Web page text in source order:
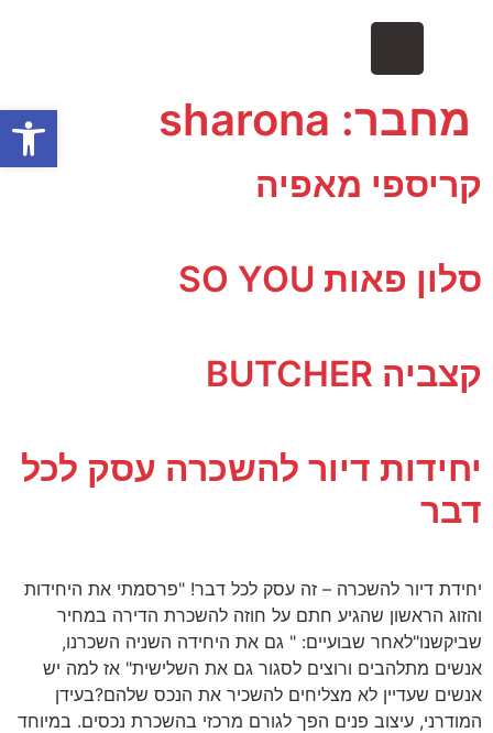
מחבר: sharona
קריספי מאפיה
סלון פאות SO YOU
קצביה BUTCHER
יחידות דיור להשכרה עסק לכל
דבר
יחידת דיור להשכרה – זה עסק לכל דבר! "פרסמתי את היחידות
והזוג הראשון שהגיע חתם על חוזה להשכרת הדירה במחיר
שביקשנו"לאחר שבועיים: " גם את היחידה השניה השכרנו,
אנשים מתלהבים ורוצים לסגור גם את השלישית" אז למה יש
אנשים שעדיין לא מצליחים להשכיר את הנכס שלהם?בעידן
המודרני, עיצוב פנים הפך לגורם מרכזי בהשכרת נכסים. במיוחד